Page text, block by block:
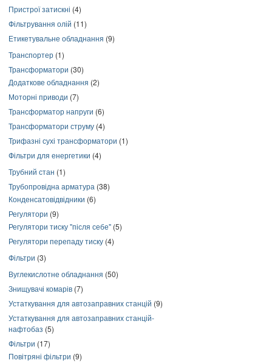
Пристрої затискні (4)
Фільтрування олій (11)
Етикетувальне обладнання (9)
Транспортер (1)
Трансформатори (30)
Додаткове обладнання (2)
Моторні приводи (7)
Трансформатор напруги (6)
Трансформатори струму (4)
Трифазні сухі трансформатори (1)
Фільтри для енергетики (4)
Трубний стан (1)
Трубопровідна арматура (38)
Конденсатовідвідники (6)
Регулятори (9)
Регулятори тиску "після себе" (5)
Регулятори перепаду тиску (4)
Фільтри (3)
Вуглекислотне обладнання (50)
Знищувачі комарів (7)
Устаткування для автозаправних станцій (9)
Устаткування для автозаправних станцій-
нафтобаз (5)
Фільтри (17)
Повітряні фільтри (9)